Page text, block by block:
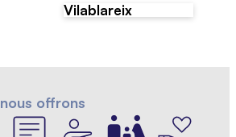
Vilablareix
offrons